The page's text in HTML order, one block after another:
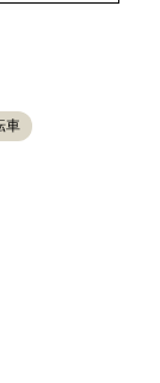
車